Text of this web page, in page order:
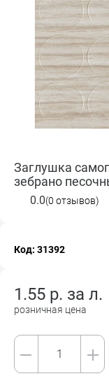
Заглушка
зебрано
0.0(0 отзывов)
Код: 31392
1.55 р. за л.
розничная цена